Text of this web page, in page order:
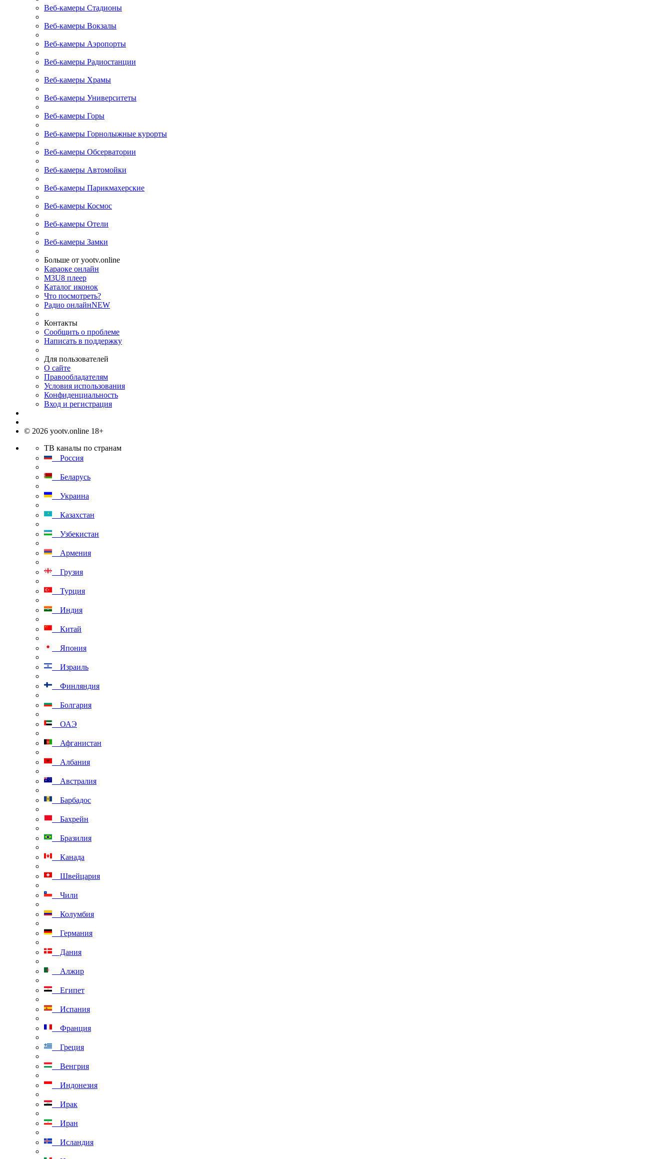
Веб-камеры Стадионы
Веб-камеры Вокзалы
Веб-камеры Аэропорты
Веб-камеры Радиостанции
Веб-камеры Храмы
Веб-камеры Университеты
Веб-камеры Горы
Веб-камеры Горнолыжные курорты
Веб-камеры Обсерватории
Веб-камеры Автомойки
Веб-камеры Парикмахерские
Веб-камеры Космос
Веб-камеры Отели
Веб-камеры Замки
Больше от yootv.online
Караоке онлайн
M3U8 плеер
Каталог иконок
Что посмотреть?
Радио онлайнNEW
Контакты
Сообщить о проблеме
Написать в поддержку
Для пользователей
О сайте
Правообладателям
Условия использования
Конфиденциальность
Вход и регистрация
© 2026 yootv.online 18+
ТВ каналы по странам
Россия
Беларусь
Украина
Казахстан
Узбекистан
Армения
Грузия
Турция
Индия
Китай
Япония
Израиль
Финляндия
Болгария
ОАЭ
Афганистан
Албания
Австралия
Барбадос
Бахрейн
Бразилия
Канада
Швейцария
Чили
Колумбия
Германия
Дания
Алжир
Египет
Испания
Франция
Греция
Венгрия
Индонезия
Ирак
Иран
Исландия